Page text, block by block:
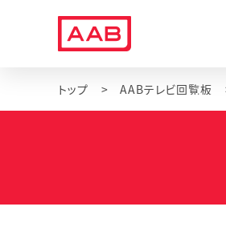
トップ AABテレビ回覧板